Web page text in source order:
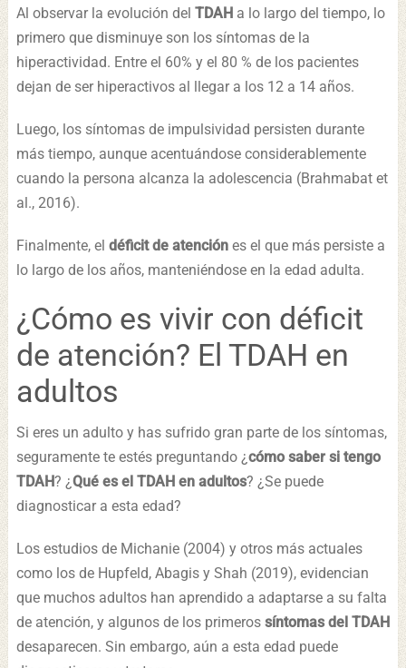
Al observar la evolución del TDAH a lo largo del tiempo, lo
primero que disminuye son los síntomas de la
hiperactividad. Entre el 60% y el 80 % de los pacientes
dejan de ser hiperactivos al llegar a los 12 a 14 años.
Luego, los síntomas de impulsividad persisten durante
más tiempo, aunque acentuándose considerablemente
cuando la persona alcanza la adolescencia (Brahmabat et
al., 2016).
Finalmente, el déficit de atenciónes el que más persiste a
lo largo de los años, manteniéndose en la edad adulta.
¿Cómo es vivir con déficit
de atención? El TDAH en
adultos
Si eres un adulto y has sufrido gran parte de los síntomas,
seguramente te estés preguntando ¿cómo saber si tengo
TDAH? ¿Qué es el TDAH en adultos? ¿Se puede
diagnosticar a esta edad?
Los estudios de Michanie (2004) y otros más actuales
como los de Hupfeld, Abagis y Shah (2019), evidencian
que muchos adultos han aprendido a adaptarse a su falta
de atención, y algunos de los primeros síntomas del TDAH
desaparecen. Sin embargo, aún a esta edad puede